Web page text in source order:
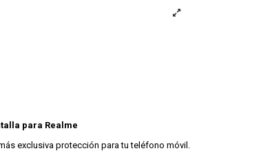
para Realme
exclusiva protección para tu teléfono móvil.